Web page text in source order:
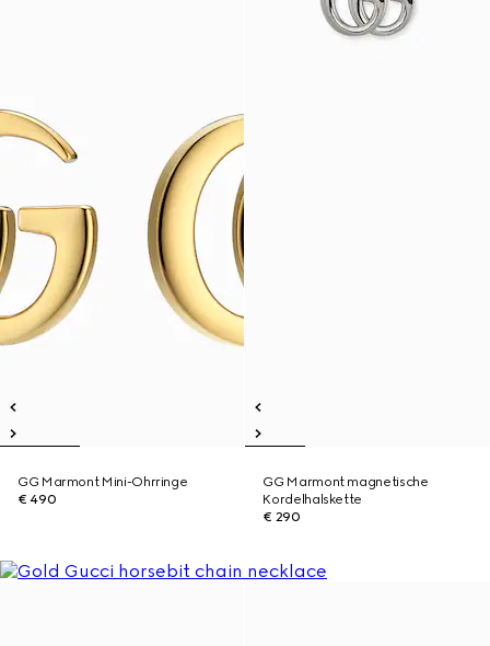
GG Marmont Mini-Ohrringe
€ 490
GG Marmont magnetische
Kordelhalskette
€ 290